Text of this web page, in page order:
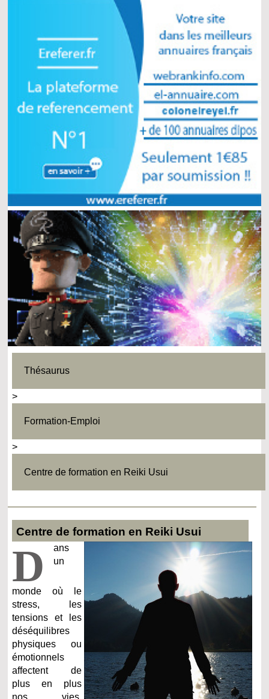
Thésaurus
>
Formation-Emploi
>
Centre de formation en Reiki Usui
Centre de formation en Reiki Usui
D
ans
un
monde où le
stress, les
tensions et les
déséquilibres
physiques ou
émotionnels
affectent de
plus en plus
nos vies,